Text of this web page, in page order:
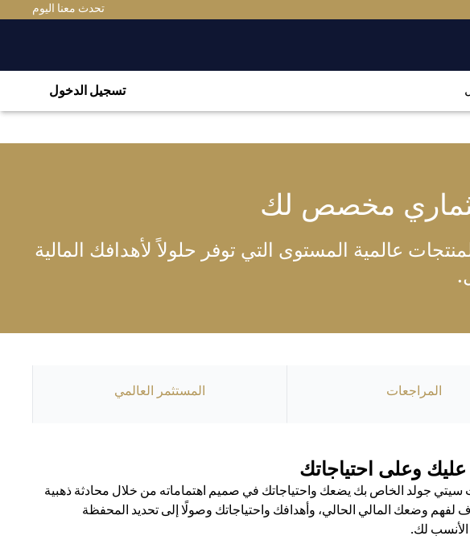
تحدث معنا اليوم
تسجيل الدخول
مخصص لك
عالمية المستوى التي توفر حلولاً لأهدافك المالية
المراجعات المستثمر العالمي
عليك وعلى احتياجاتك
سيتي جولد الخاص بك يضعك واحتياجاتك في صميم اهتماماته من خلال محادثة ذهبية
لفهم وضعك المالي الحالي، وأهدافك واحتياجاتك وصولًا إلى تحديد المحفظة
الأنسب لك.